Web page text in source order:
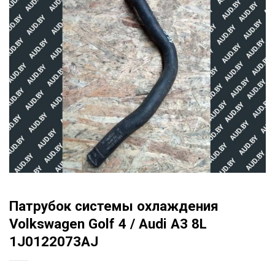
Патрубок системы охлаждения
Volkswagen Golf 4 / Audi A3 8L
1J0122073AJ